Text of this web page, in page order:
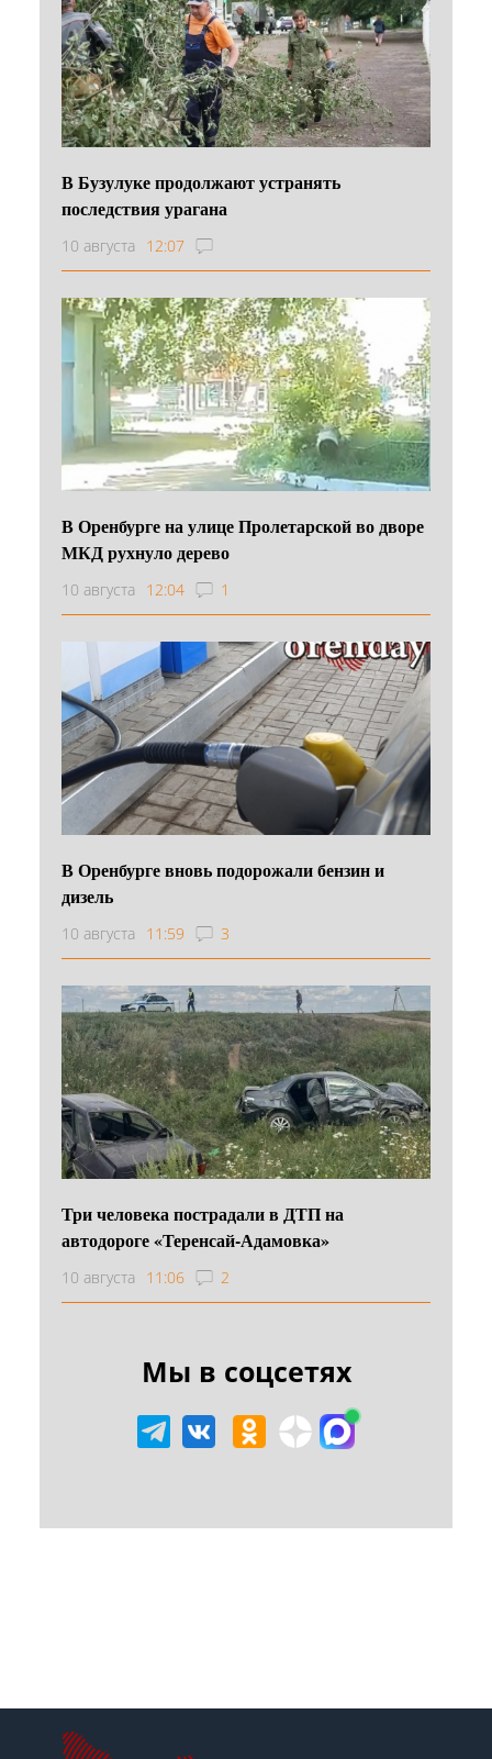
В Бузулуке продолжают устранять
последствия урагана
10 августа 12:07
В Оренбурге на улице Пролетарской во дворе
МКД рухнуло дерево
10 августа 12:04 1
В Оренбурге вновь подорожали бензин и
дизель
10 августа 11:59 3
Три человека пострадали в ДТП на
автодороге «Теренсай-Адамовка»
10 августа 11:06 2
Мы в соцсетях